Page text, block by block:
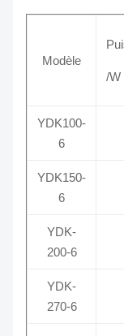
Modèle
/W
YDK100-
6
YDK150-
6
YDK-
200-6
YDK-
270-6